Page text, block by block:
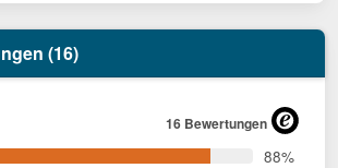
(16)
16 Bewertungen
88%